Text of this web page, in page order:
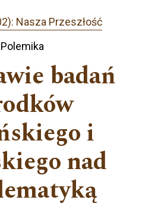
Nasza Przeszłość
Polemika
badań
i
nad